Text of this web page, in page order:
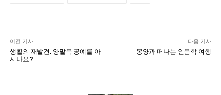
이전 기사
생활의 재발견, 양말목 공예를 아
시나요?
다음 기사
몽양과 떠나는 인문학 여행